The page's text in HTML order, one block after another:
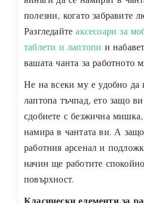
полезни, когато забравите
Разгледайтеаксесоари за
таблети и лаптопи и
вашата чанта за работното
Не на всеки му е удобно да
лаптопа тъчпад, ето защо
сдобиете с безжична
намира в чантата ви. А
работния арсенал и
начин ще работите
повърхност.